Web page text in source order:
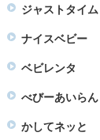
ジャストタイム
ナイスベビー
ベビレンタ
べびーあいら
かしてネッと